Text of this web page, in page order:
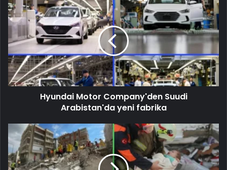
Hyundai Motor Company'den Suudi
Arabistan'da yeni fabrika